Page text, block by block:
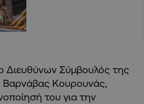
Διευθύνων Σύμβουλός της
Βαρνάβας Κουρουνάς,
του για την